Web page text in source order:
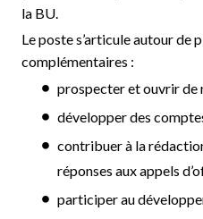
la BU.
Le poste s’articule autour de
complémentaires :
prospecter et ouvrir de
développer des
contribuer à la
réponses aux appels
participer au